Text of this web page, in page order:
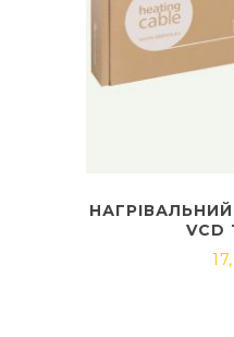
НАГРІВАЛЬНИЙ
VCD